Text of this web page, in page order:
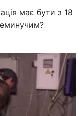
має бути з 18